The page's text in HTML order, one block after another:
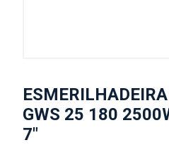
GWS 25 180
7"